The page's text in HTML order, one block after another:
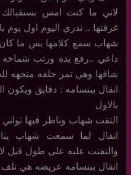
لاني ما كنت امس
غرفتها .. تدري اليوم اول يوم
شهاب سمع كلامها بس ما
داعي ..رفع يده ورتب شماخه
شافها وهي تمر خلفه متجهه
انفال ببتسامه : دقايق
بالاول
التفت شهاب وناظر فيها ثواني
انفال لما سمعت شهاب
والتفتت عليه على طول قبل
انفال ببتسامه عريضه هي